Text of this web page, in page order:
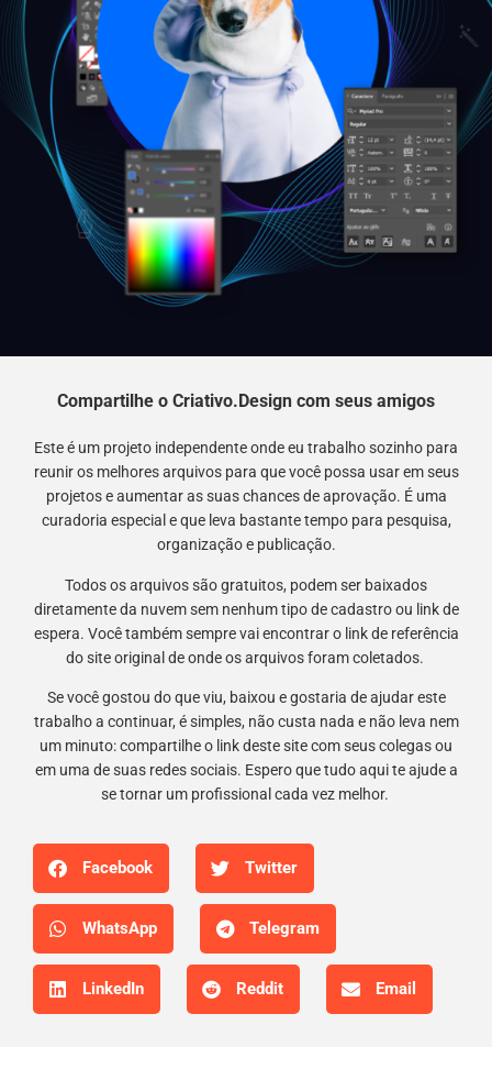
Compartilhe o Criativo.Design com seus amigos
Este é um projeto independente onde eu trabalho sozinho para
reunir os melhores arquivos para que você possa usar em seus
projetos e aumentar as suas chances de aprovação. É uma
curadoria especial e que leva bastante tempo para pesquisa,
organização e publicação.
Todos os arquivos são gratuitos, podem ser baixados
diretamente da nuvem sem nenhum tipo de cadastro ou link de
espera. Você também sempre vai encontrar o link de referência
do site original de onde os arquivos foram coletados.
Se você gostou do que viu, baixou e gostaria de ajudar este
trabalho a continuar, é simples, não custa nada e não leva nem
um minuto: compartilhe o link deste site com seus colegas ou
em uma de suas redes sociais. Espero que tudo aqui te ajude a
se tornar um profissional cada vez melhor.
Facebook Twitter
WhatsApp Telegram
LinkedIn Reddit Email